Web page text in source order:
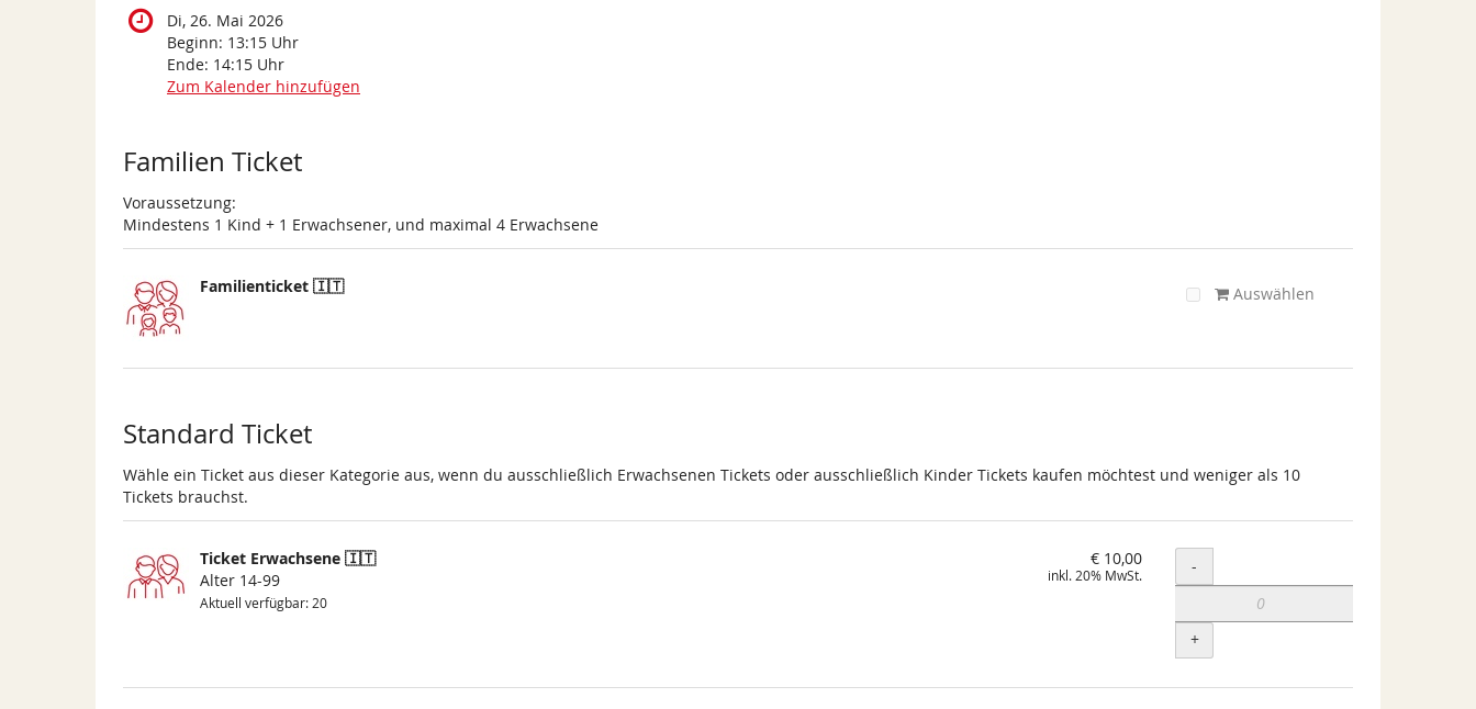
Di, 26. Mai 2026
Beginn: 13:15 Uhr
Ende: 14:15 Uhr
Zum Kalender hinzufügen
Produkte
Familien Ticket
Voraussetzung:
Mindestens 1 Kind + 1 Erwachsener, und maximal 4 Erwachsene
Familienticket 🇮🇹 Auswählen
Standard Ticket
Wähle ein Ticket aus dieser Kategorie aus, wenn du ausschließlich Erwachsenen Tickets oder ausschließlich Kinder Tickets kaufen möchtest und weniger als 10
Tickets brauchst.
Ticket Erwachsene 🇮🇹
Alter 14-99
Aktuell verfügbar: 20
€ 10,00
inkl. 20% MwSt. Menge
-
+